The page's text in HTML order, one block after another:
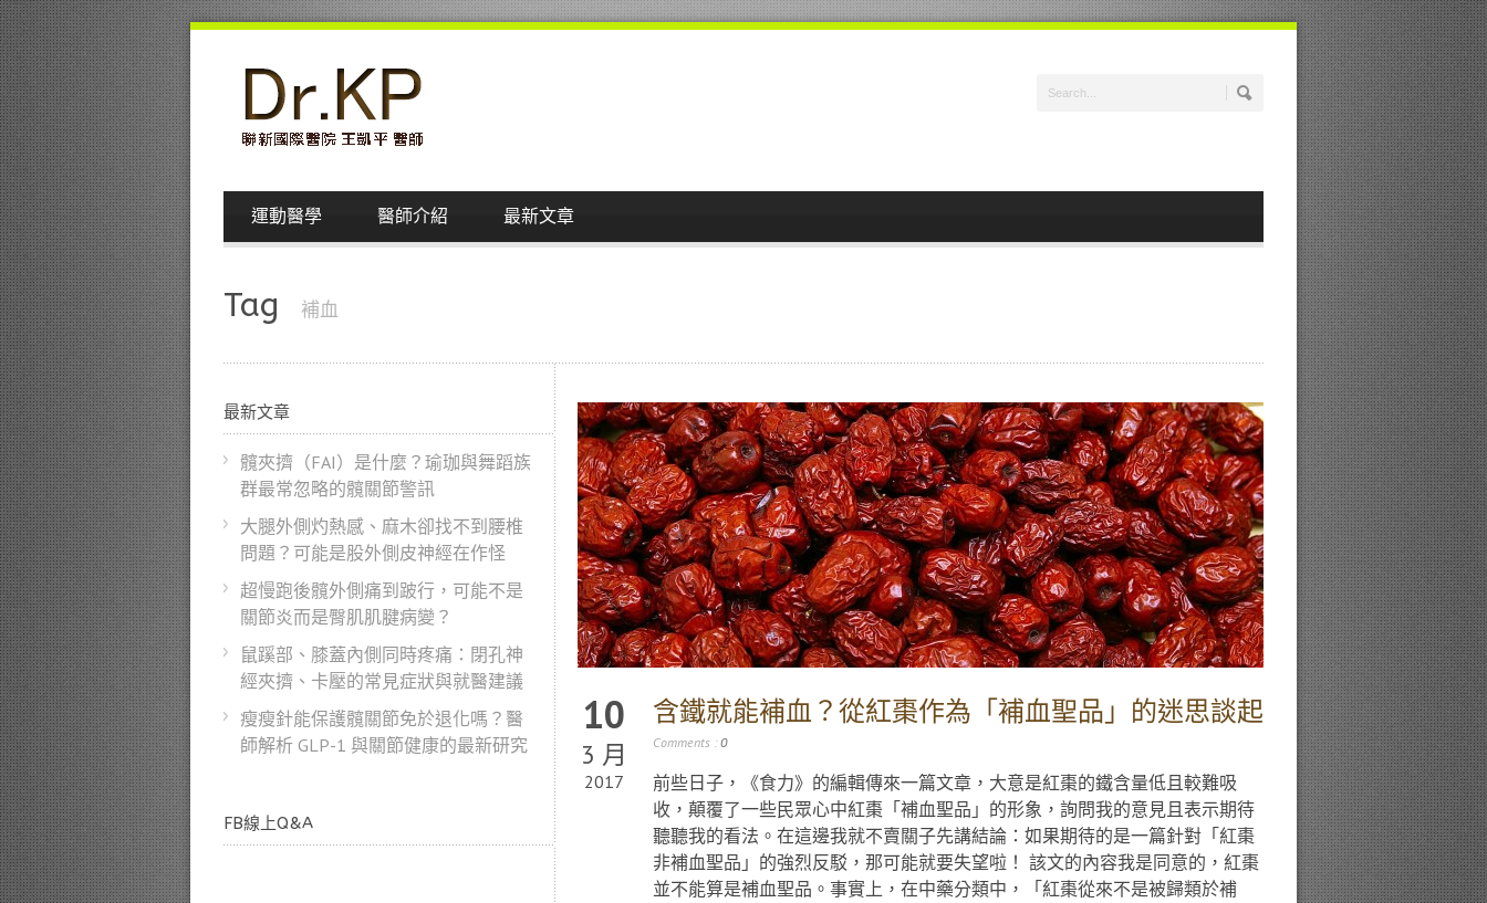
運動醫學 醫師介紹 最新文章
Tag 補血
10
3 月
2017
含鐵就能補血？從紅棗作為「補血聖品」的迷思談起
Comments : 0
前些日子，《食力》的編輯傳來一篇文章，大意是紅棗的鐵含量低且較難吸
收，顛覆了一些民眾心中紅棗「補血聖品」的形象，詢問我的意見且表示期待
聽聽我的看法。在這邊我就不賣關子先講結論：如果期待的是一篇針對「紅棗
非補血聖品」的強烈反駁，那可能就要失望啦！ 該文的內容我是同意的，紅棗
並不能算是補血聖品。事實上，在中藥分類中，「紅棗從來不是被歸類於補
最新文章
髖夾擠（FAI）是什麼？瑜珈與舞蹈族
群最常忽略的髖關節警訊
大腿外側灼熱感、麻木卻找不到腰椎
問題？可能是股外側皮神經在作怪
超慢跑後髖外側痛到跛行，可能不是
關節炎而是臀肌肌腱病變？
鼠蹊部、膝蓋內側同時疼痛：閉孔神
經夾擠、卡壓的常見症狀與就醫建議
瘦瘦針能保護髖關節免於退化嗎？醫
師解析 GLP-1 與關節健康的最新研究
FB線上Q&A